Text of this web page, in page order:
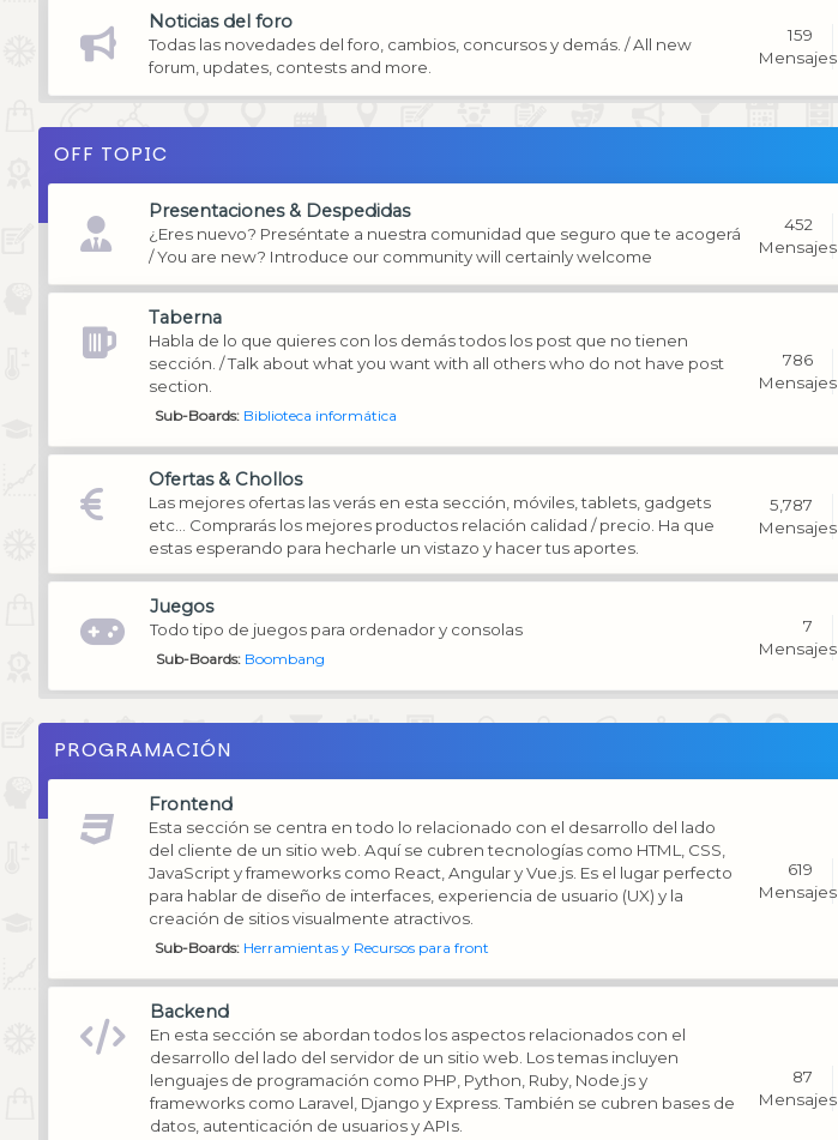
Noticias del foro
Todas las novedades del foro, cambios, concursos y demás. / All new
forum, updates, contests and more.
159
Mensajes
OFF TOPIC
Presentaciones & Despedidas
¿Eres nuevo? Preséntate a nuestra comunidad que seguro que te acogerá
/ You are new? Introduce our community will certainly welcome
452
Mensajes
Taberna
Habla de lo que quieres con los demás todos los post que no tienen
sección. / Talk about what you want with all others who do not have post
section.
Sub-Boards Biblioteca informática
786
Mensajes
Ofertas & Chollos
Las mejores ofertas las verás en esta sección, móviles, tablets, gadgets
etc... Comprarás los mejores productos relación calidad / precio. Ha que
estas esperando para hecharle un vistazo y hacer tus aportes.
5,787
Mensajes
Juegos
Todo tipo de juegos para ordenador y consolas
Sub-Boards Boombang
7
Mensajes
PROGRAMACIÓN
Frontend
Esta sección se centra en todo lo relacionado con el desarrollo del lado
del cliente de un sitio web. Aquí se cubren tecnologías como HTML, CSS,
JavaScript y frameworks como React, Angular y Vue.js. Es el lugar perfecto
para hablar de diseño de interfaces, experiencia de usuario (UX) y la
creación de sitios visualmente atractivos.
Sub-Boards Herramientas y Recursos para front
619
Mensajes
Backend
En esta sección se abordan todos los aspectos relacionados con el
desarrollo del lado del servidor de un sitio web. Los temas incluyen
lenguajes de programación como PHP, Python, Ruby, Node.js y
frameworks como Laravel, Django y Express. También se cubren bases de
datos, autenticación de usuarios y APIs.
87
Mensajes